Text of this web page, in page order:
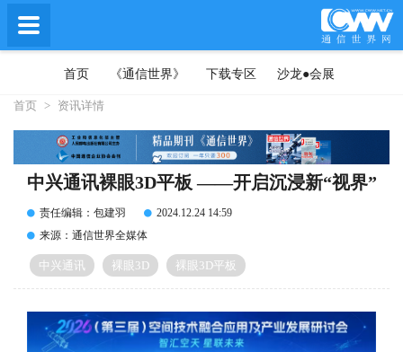
首页 《通信世界》 下载专区 沙龙●会展
首页 > 资讯详情
中兴通讯裸眼3D平板 ——开启沉浸新“视界”
责任编辑：包建羽
2024.12.24 14:59
来源：通信世界全媒体
中兴通讯 裸眼3D 裸眼3D平板